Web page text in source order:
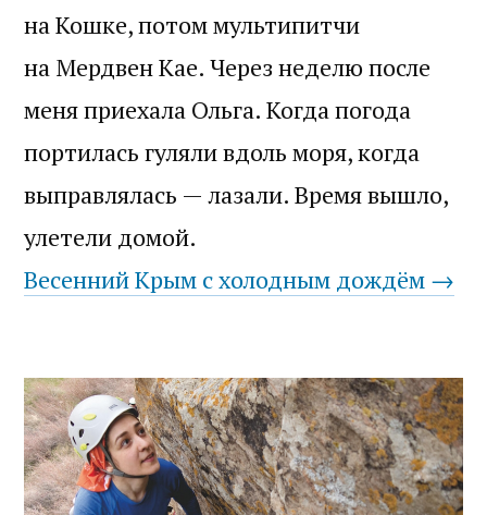
на Кошке, потом мультипитчи
на Мердвен Кае. Через неделю после
меня приехала Ольга. Когда погода
портилась гуляли вдоль моря, когда
выправлялась — лазали. Время вышло,
улетели домой.
Весенний Крым с холодным дождём →